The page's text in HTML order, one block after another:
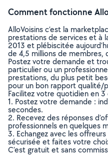
Comment fonctionne
AlloVoisins c’est la
prestations de services et à
2013 et plébiscitée
de 4,5 millions de
Postez votre demande et
particulier ou un
prestations, du plus petit
pour un bon rapport qualité/
Facilitez votre quotidien en
1. Postez votre demande :
secondes.
2. Recevez des réponses
professionnels en quelques
3. Echangez avec les
sécurisée et faites votre
C’est gratuit et sans